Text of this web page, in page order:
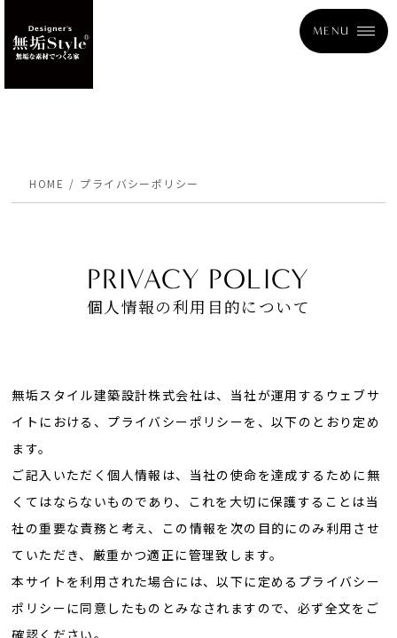
MENU
HOME プライバシーポリシー
PRIVACY POLICY
個人情報の利用目的について
無垢スタイル建築設計株式会社は、当社が運用するウェブサ
イトにおける、プライバシーポリシーを、以下のとおり定め
ます。
ご記入いただく個人情報は、当社の使命を達成するために無
くてはならないものであり、これを大切に保護することは当
社の重要な責務と考え、この情報を次の目的にのみ利用させ
ていただき、厳重かつ適正に管理致します。
本サイトを利用された場合には、以下に定めるプライバシー
ポリシーに同意したものとみなされますので、必ず全文をご
確認ください。